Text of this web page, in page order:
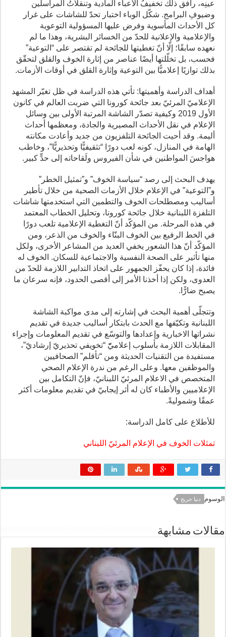
عينِه، رافق ذلك تخفيفُ الأعباء المادية وتنقلاتُ المراسلين
وضيوفِ البرامج. شكّل الوباء اختبار تحدّ للشاشات على غرار
كل الأحداث المأسوية وفرض عليها المسؤولية التوعوية
والإعلامية والإعلانية للحدّ من الخسائر البشرية، وهذا ما لم
نعهده سابقًا؛ إلّا أنّ تغطيتها للجائحة لم تقتصر على “التوعية”
فحسب، بل تخلّلتها أيضًا عناصر من إثارة الخوف والقلق لتحقّق
بذلك توازيًا إعلاميًّا بين التوعية وإثارة القلق في أوقات الأزمات.
أهداف الدراسة وأهميتها: تأتي هذه الدراسة في ظل تغيّر المشهد
الإعلاميّ المرئيّ بعد جائحة كورونا التي ضربت العالم في كانون
الأول 2019 وكيفية تصدّر الشاشة المرتبة الأولى بين وسائل
الإعلام في نقل الأحداث المصيرية والجادة، ومعظمها أحداث
أليمة. وقد أحيت الجائحة التلفزيون من جديد وأعادت مكانته
الهامة في المنازل، كونه لعب دورًا “تثقيفيًّا وتحذيريًّا”، وخاطب
هواجسَ المواطنين في شأن الفيروس ولَقاحاته إلى حدٍّ كبير.
يهدف البحث إلى رصد “سياسة الخوف” و”تمثيل الخطر”
و”التوعية” في الإعلام خلال الأزمات الصحية من خلال تأطير
أساليب ومصطلحات الخوف والتطمين التي استخدمتها شاشات
التلفزة اللبنانية خلال جائحة كورونا، وتحليل الخطاب المعتمد
في هذه المرحلة. من المؤكّد أنّ التغطية الإعلامية تلعب دورًا
في الخط الرفيع بين الخوف البنّاء والخوف من الذعر، ومن
المؤكّد أنّ هذا الشعور يخفي العديد من المشاعر الأخرى، ولكل
منها تأثير على الصحة النفسية والاجتماعية للسكان. الخوف له
فائدة، إذا كان يحفّز الجمهور على اتخاذ التدابير اللازمة للحدّ من
العدوى، ولكن إذا أخذنا الأمر إلى أقصى الحدود، فإنه سرعان ما
يصبح ضارًّا.
وتتجلّى أهمية البحث في إشارته إلى مدى مواكبة الشاشة
اللبنانية وتكيّفها مع الحدث بابتكار أساليب جديدة في تقديم
نشراتها الاخبارية وإعدادها والتوسّع في تقديم المعلومات وإجراء
المقابلات اللازمة بأسلوب إعلاميّّ “تخويفي تحذيريّ إرشاديّ”،
مستفيدة من التقنيات الحديثة ومن “تأقلم” الصحافيين
والموظفين معها. وعلى الرغم من ندرة الإعلام الصحي
المتخصص في الاعلام المرئيّ اللبنانيّ، فإنّ التكامل بين
الإعلاميين والأطباء كان له أثر إيجابيّ في تقديم معلومات أكثر
عمقًا وشموليةً.
للأطلاع على كامل الدراسة:
تمثلات الخوف في الإعلام المرئيّ اللبناني
الوسوم دنيا جريج
مقالات مشابهة